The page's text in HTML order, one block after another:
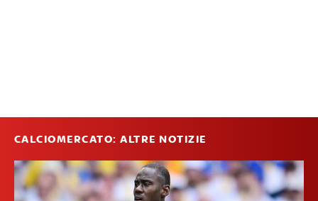
CALCIOMERCATO: ALTRE NOTIZIE